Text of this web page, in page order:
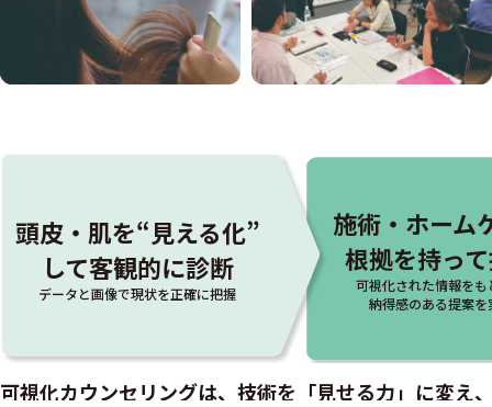
頭皮・肌を“見える化”
して客観的に診断
データと画像で現状を正確に把握
施術・ホーム
根拠を持っ
可視化された情報をも
納得感のある提案を
可視化カウンセリングは、技術を「見せる力」に変え